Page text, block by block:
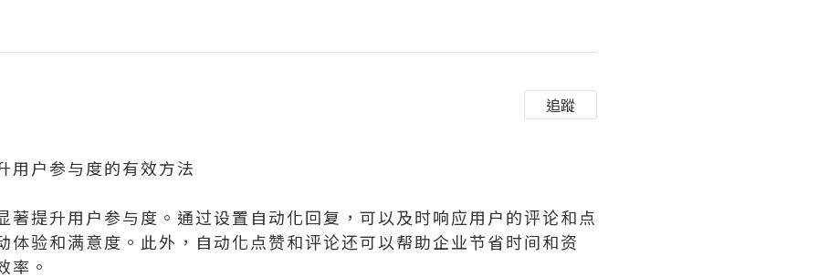
追蹤
用户参与度的有效方法
著提升用户参与度。通过设置自动化回复，可以及时响应用户的评论和点
体验和满意度。此外，自动化点赞和评论还可以帮助企业节省时间和资
率。